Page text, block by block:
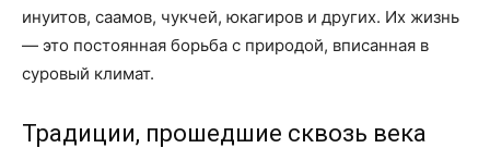
инуитов, саамов, чукчей, юкагиров и других. Их жизнь
— это постоянная борьба с природой, вписанная в
суровый климат.
Традиции, прошедшие сквозь века